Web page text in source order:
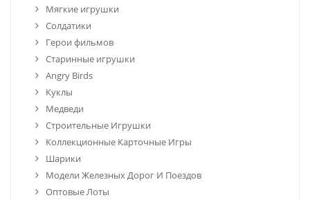
Мягкие игрушки
Солдатики
Герои фильмов
Старинные игрушки
Angry Birds
Куклы
Медведи
Строительные Игрушки
Коллекционные Карточные Игры
Шарики
Модели Железных Дорог И Поездов
Оптовые Лоты